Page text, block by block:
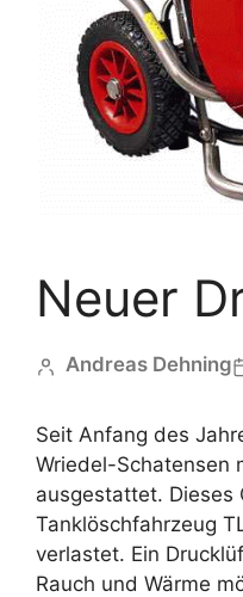
Neuer
Andreas Dehning
Seit Anfang des
Wriedel-Schatensen
ausgestattet. Dieses
Tanklöschfahrzeug
verlastet. Ein
Rauch und Wärme